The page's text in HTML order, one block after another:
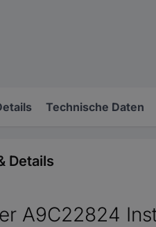
Technische Daten
Details
A9C22824